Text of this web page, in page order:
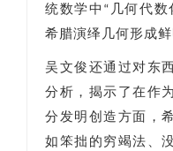
统数学中“几何代数
希腊演绎几何形成鲜
吴文俊还通过对东
分析，揭示了在作
分发明创造方面，
如笨拙的穷竭法、